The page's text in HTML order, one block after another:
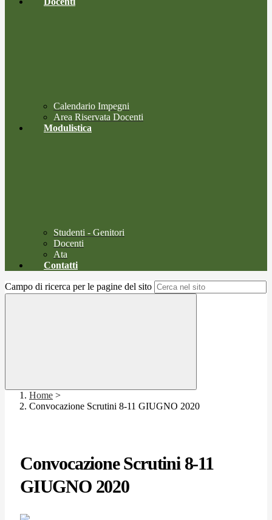
Calendario Impegni
Area Riservata Docenti
Modulistica
Studenti - Genitori
Docenti
Ata
Contatti
Campo di ricerca per le pagine del sito
Home >
Convocazione Scrutini 8-11 GIUGNO 2020
Convocazione Scrutini 8-11
GIUGNO 2020